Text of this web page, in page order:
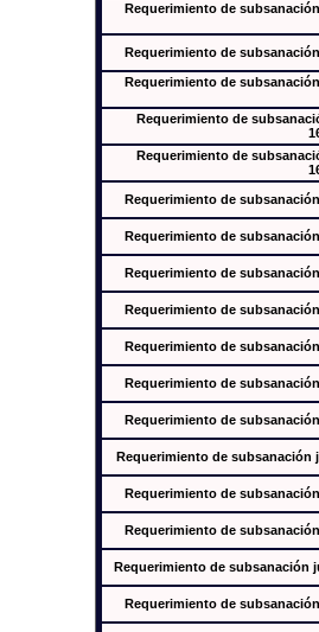
Requerimiento de
Requerimiento de
Requerimiento de
Requerimiento de
Requerimiento de
Requerimiento de
Requerimiento de
Requerimiento de
Requerimiento de
Requerimiento de
Requerimiento de
Requerimiento de
Requerimiento de subsanación
Requerimiento de
Requerimiento de
Requerimiento de subsanación
Requerimiento de